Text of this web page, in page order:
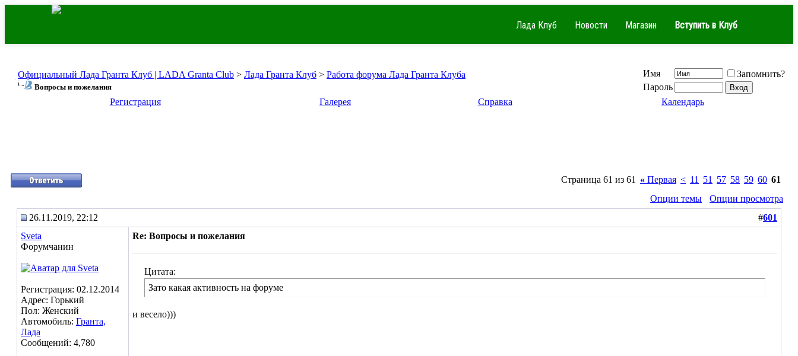
Лада Клуб Новости Магазин Вступить в Клуб
Официальный Лада Гранта Клуб | LADA Granta Club > Лада Гранта Клуб > Работа форума Лада Гранта Клуба
Вопросы и пожелания
Имя
Запомнить?
Пароль
Регистрация
Галерея Справка Календарь
Страница 61 из 61 « Первая < 11 51 57 58 59 60 61
Опции темы
Опции просмотра
26.11.2019, 22:12
#601
Sveta
Форумчанин
Регистрация: 02.12.2014
Адрес: Горький
Пол: Женский
Автомобиль: Гранта,
Лада
Сообщений: 4,780
Re: Вопросы и пожелания
Цитата:
Зато какая активность на форуме
и весело)))